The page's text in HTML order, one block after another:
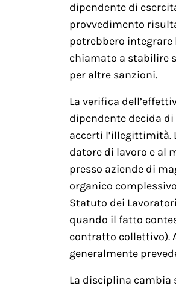
dipendente di
provvedimento
potrebbero integrare
chiamato a stabilire
per altre sanzioni.
La verifica
dipendente decida
accerti l’illegittimità.
datore di lavoro e al
presso aziende di
organico
Statuto dei
quando il fatto
contratto collettivo).
generalmente
La disciplina